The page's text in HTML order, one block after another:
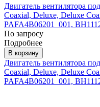
Двигатель вентилятора
Coaxial, Deluxe, Deluxe
PAFA4B06201_001,
По запросу
Подробнее
В корзину
Двигатель вентилятора
Coaxial, Deluxe, Deluxe
PAFA4B06201_001,